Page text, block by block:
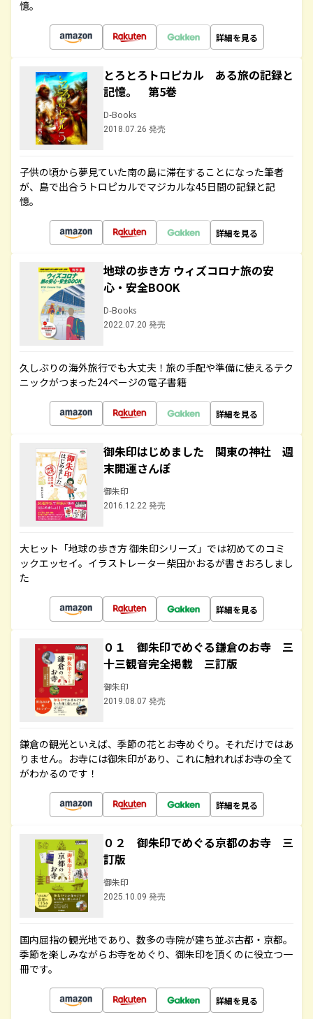
憶。
詳細を見る
とろとろトロピカル ある旅の記録と
記憶。 第5巻
D-Books
2018.07.26 発売
子供の頃から夢見ていた南の島に滞在することになった筆者
が、島で出合うトロピカルでマジカルな45日間の記録と記
憶。
詳細を見る
地球の歩き方 ウィズコロナ旅の安
心・安全BOOK
D-Books
2022.07.20 発売
久しぶりの海外旅行でも大丈夫！旅の手配や準備に使えるテク
ニックがつまった24ページの電子書籍
詳細を見る
御朱印はじめました 関東の神社 週
末開運さんぽ
御朱印
2016.12.22 発売
大ヒット「地球の歩き方 御朱印シリーズ」では初めてのコミ
ックエッセイ。イラストレーター柴田かおるが書きおろしまし
た
詳細を見る
０１ 御朱印でめぐる鎌倉のお寺 三
十三観音完全掲載 三訂版
御朱印
2019.08.07 発売
鎌倉の観光といえば、季節の花とお寺めぐり。それだけではあ
りません。お寺には御朱印があり、これに触れればお寺の全て
がわかるのです！
詳細を見る
０２ 御朱印でめぐる京都のお寺 三
訂版
御朱印
2025.10.09 発売
国内屈指の観光地であり、数多の寺院が建ち並ぶ古都・京都。
季節を楽しみながらお寺をめぐり、御朱印を頂くのに役立つ一
冊です。
詳細を見る